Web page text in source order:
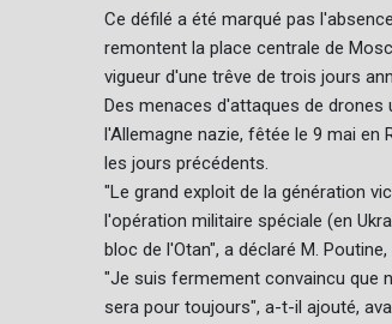
Ce défilé a été marqué pas
remontent la place centrale de
vigueur d'une trêve de trois jours
Des menaces d'attaques de
l'Allemagne nazie, fêtée le 9 mai en
les jours précédents.
"Le grand exploit de la génération
l'opération militaire spéciale (en
bloc de l'Otan", a déclaré M.
"Je suis fermement convaincu que
sera pour toujours", a-t-il ajouté,